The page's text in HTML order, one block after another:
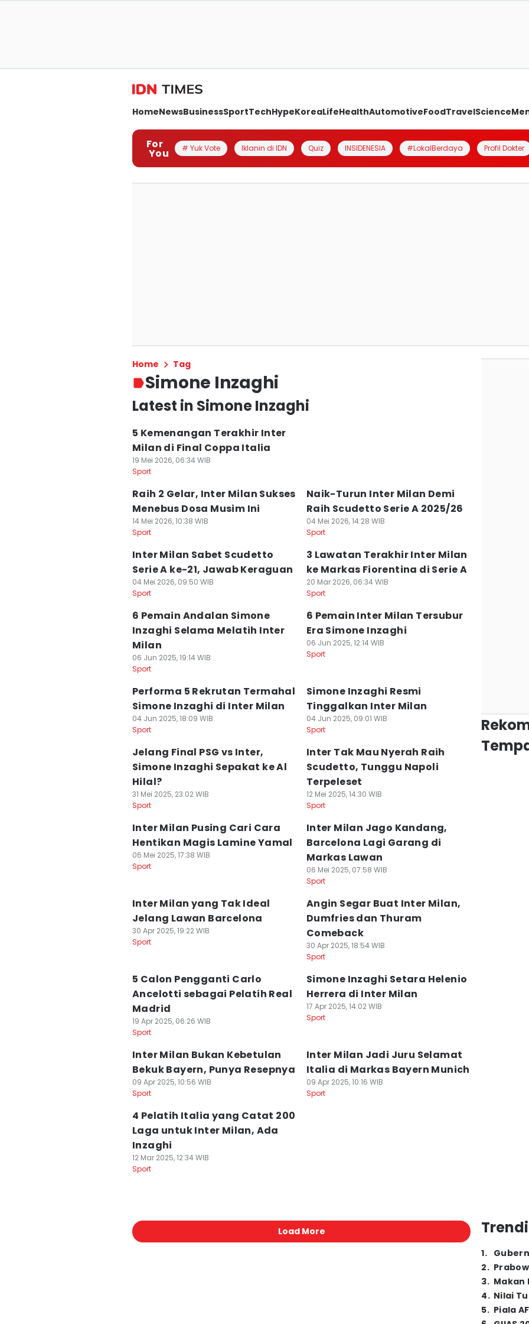
HomeNewsBusinessSportTechHypeKoreaLifeHealthAutomotiveFoodTravelScience
For
You # Yuk Vote Iklanin di IDN Quiz INSIDENESIA #LokalBerdaya Profil Dokter
Home Tag
Simone Inzaghi
Latest in Simone Inzaghi
5 Kemenangan Terakhir Inter
Milan di Final Coppa Italia
19 Mei 2026, 06:34 WIB
Sport
Raih 2 Gelar, Inter Milan Sukses
Menebus Dosa Musim Ini
14 Mei 2026, 10:38 WIB
Sport
Naik-Turun Inter Milan Demi
Raih Scudetto Serie A 2025/26
04 Mei 2026, 14:28 WIB
Sport
Inter Milan Sabet Scudetto
Serie A ke-21, Jawab Keraguan
04 Mei 2026, 09:50 WIB
Sport
3 Lawatan Terakhir Inter Milan
ke Markas Fiorentina di Serie A
20 Mar 2026, 06:34 WIB
Sport
6 Pemain Andalan Simone
Inzaghi Selama Melatih Inter
Milan
06 Jun 2025, 19:14 WIB
Sport
6 Pemain Inter Milan Tersubur
Era Simone Inzaghi
06 Jun 2025, 12:14 WIB
Sport
Performa 5 Rekrutan Termahal
Simone Inzaghi di Inter Milan
04 Jun 2025, 18:09 WIB
Sport
Simone Inzaghi Resmi
Tinggalkan Inter Milan
04 Jun 2025, 09:01 WIB
Sport
Jelang Final PSG vs Inter,
Simone Inzaghi Sepakat ke Al
Hilal?
31 Mei 2025, 23:02 WIB
Sport
Inter Tak Mau Nyerah Raih
Scudetto, Tunggu Napoli
Terpeleset
12 Mei 2025, 14:30 WIB
Sport
Inter Milan Pusing Cari Cara
Hentikan Magis Lamine Yamal
06 Mei 2025, 17:38 WIB
Sport
Inter Milan Jago Kandang,
Barcelona Lagi Garang di
Markas Lawan
06 Mei 2025, 07:58 WIB
Sport
Inter Milan yang Tak Ideal
Jelang Lawan Barcelona
30 Apr 2025, 19:22 WIB
Sport
Angin Segar Buat Inter Milan,
Dumfries dan Thuram
Comeback
30 Apr 2025, 18:54 WIB
Sport
5 Calon Pengganti Carlo
Ancelotti sebagai Pelatih Real
Madrid
19 Apr 2025, 06:26 WIB
Sport
Simone Inzaghi Setara Helenio
Herrera di Inter Milan
17 Apr 2025, 14:02 WIB
Sport
Inter Milan Bukan Kebetulan
Bekuk Bayern, Punya Resepnya
09 Apr 2025, 10:56 WIB
Sport
Inter Milan Jadi Juru Selamat
Italia di Markas Bayern Munich
09 Apr 2025, 10:16 WIB
Sport
4 Pelatih Italia yang Catat 200
Laga untuk Inter Milan, Ada
Inzaghi
12 Mar 2025, 12:34 WIB
Sport
Load More
1.
2.
3. Makan
4. Nilai
5. Piala